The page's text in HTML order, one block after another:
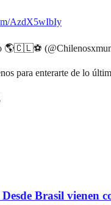
AzdX5wIbIy
🌎🇨🇱⚽
para enterarte de lo
Brasil vienen